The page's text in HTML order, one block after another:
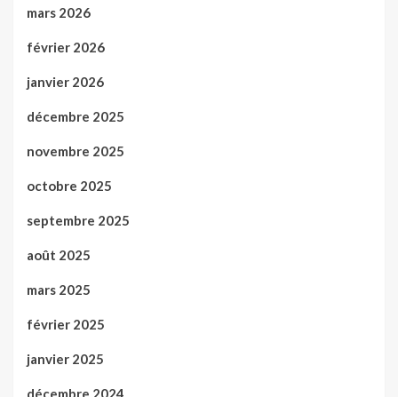
mars 2026
février 2026
janvier 2026
décembre 2025
novembre 2025
octobre 2025
septembre 2025
août 2025
mars 2025
février 2025
janvier 2025
décembre 2024